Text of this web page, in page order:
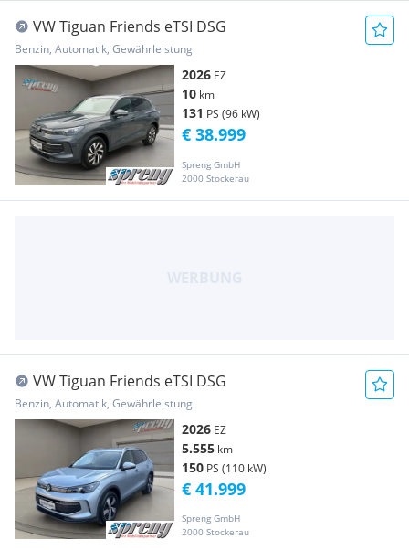
VW Tiguan Friends eTSI DSG
Benzin, Automatik, Gewährleistung
2026 EZ
10 km
131 PS (96 kW)
Spreng GmbH
2000 Stockerau
€ 38.999
VW Tiguan Friends eTSI DSG
Benzin, Automatik, Gewährleistung
2026 EZ
5.555 km
150 PS (110 kW)
Spreng GmbH
2000 Stockerau
€ 41.999